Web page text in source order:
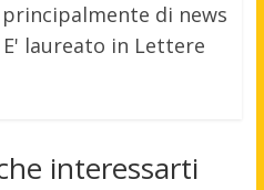
di news
laureato in Lettere
interessarti